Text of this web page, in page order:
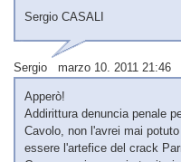
Sergio CASALI
Sergio marzo 10. 2011 21:46
Apperò!
Addirittura denuncia penale
Cavolo, non l'avrei mai
essere l'artefice del crack